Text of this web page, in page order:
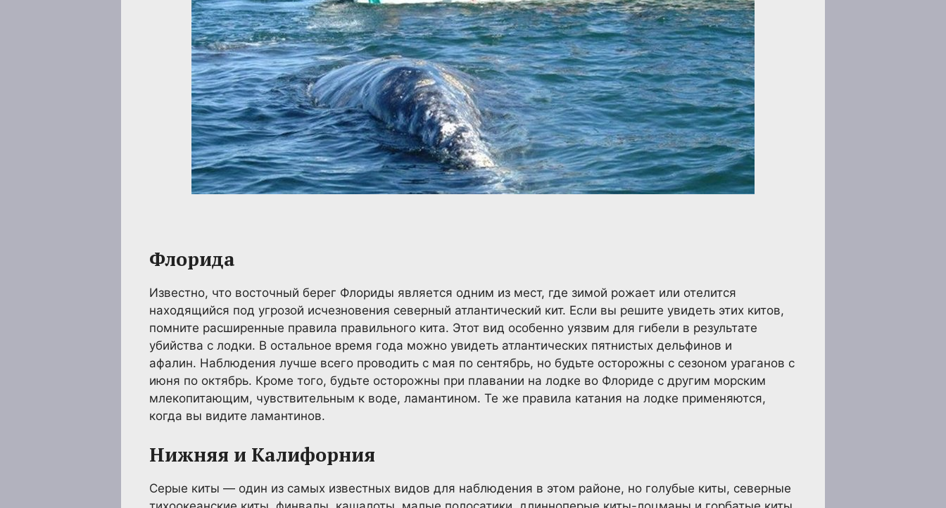
Флорида
Известно, что восточный берег Флориды является одним из мест, где зимой рожает или отелится
находящийся под угрозой исчезновения северный атлантический кит. Если вы решите увидеть этих китов,
помните расширенные правила правильного кита. Этот вид особенно уязвим для гибели в результате
убийства с лодки. В остальное время года можно увидеть атлантических пятнистых дельфинов и
афалин. Наблюдения лучше всего проводить с мая по сентябрь, но будьте осторожны с сезоном ураганов с
июня по октябрь. Кроме того, будьте осторожны при плавании на лодке во Флориде с другим морским
млекопитающим, чувствительным к воде, ламантином. Те же правила катания на лодке применяются,
когда вы видите ламантинов.
Нижняя и Калифорния
Серые киты — один из самых известных видов для наблюдения в этом районе, но голубые киты, северные